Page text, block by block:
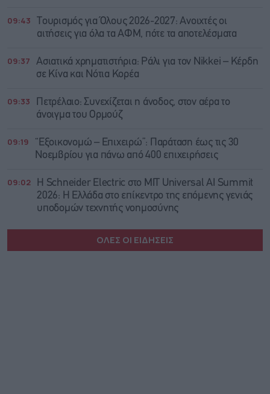
09:43
Τουρισμός για Όλους 2026-2027: Ανοιχτές οι
αιτήσεις για όλα τα ΑΦΜ, πότε τα αποτελέσματα
09:37
Ασιατικά χρηματιστήρια: Ράλι για τον Nikkei – Κέρδη
σε Κίνα και Νότια Κορέα
09:33
Πετρέλαιο: Συνεχίζεται η άνοδος, στον αέρα το
άνοιγμα του Ορμούζ
09:19
“Εξοικονομώ – Επιχειρώ”: Παράταση έως τις 30
Νοεμβρίου για πάνω από 400 επιχειρήσεις
09:02
Η Schneider Electric στο MIT Universal AI Summit
2026: Η Ελλάδα στο επίκεντρο της επόμενης γενιάς
υποδομών τεχνητής νοημοσύνης
ΟΛΕΣ ΟΙ ΕΙΔΗΣΕΙΣ